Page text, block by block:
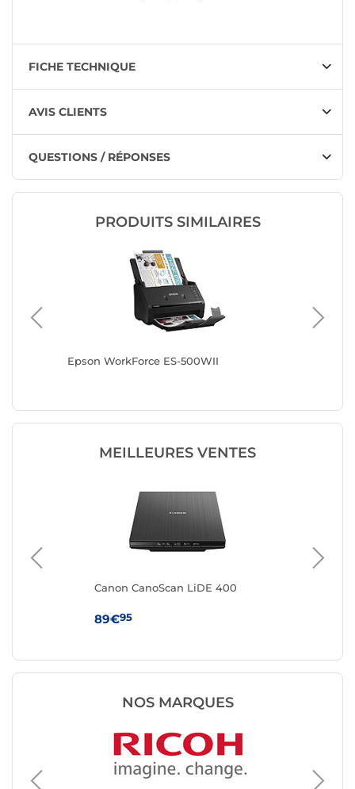
FICHE TECHNIQUE
AVIS CLIENTS
QUESTIONS / RÉPONSES
PRODUITS SIMILAIRES
Epson WorkForce ES-500WII
MEILLEURES VENTES
Canon CanoScan LiDE 400
89€95
NOS MARQUES
Scanner